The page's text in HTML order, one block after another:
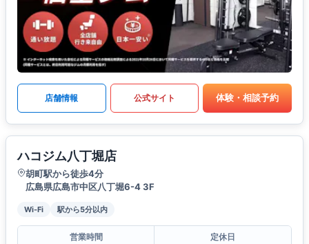
店舗情報 公式サイト 体験・相談予約
ハコジム八丁堀店
胡町駅から徒歩4分
広島県広島市中区八丁堀6-4 3F
Wi-Fi 駅から5分以内
営業時間
定休日